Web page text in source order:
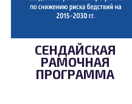
СЕНДАЙСКАЯ
РАМОЧНАЯ
ПРОГРАММА